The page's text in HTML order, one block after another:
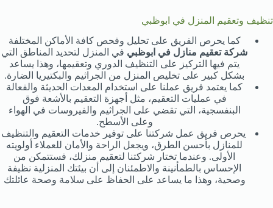
تنظيف وتعقيم المنزل في ابوظبي
كما يحرص الفريق على تحليل وفحص كافة الأماكن المختلفة
شركة تعقيم منازل في ابوظبي في المنزل لتحديد المناطق التي
يتم فيها التركيز على التنظيف الدوري وتعقيمها، وهذا يساعد
بشكل كبير على تخليص المنزل من الجراثيم والبكتيريا الضارة.
كما يعتمد فريق عملنا على استخدام المعدات الحديثة والفعالة
في عمليات التعقيم، مثل أجهزة التعقيم بالأشعة فوق
البنفسجية، التي تقضي على الجراثيم والفيروسات في الهواء
وعلى الأسطح.
يحرص فريق عمل شركتنا على توفير خدمات التعقيم والتنظيف
للمنازل بأحسن الطرق، ويجعل الراحة والأمان للعملاء أولويته
الأولى. وعندما تختار شركتنا لتعقيم منزلك، فستتمكن من
الإحساس بالطمأنينة والاطمئنان إلى أن بيئتك المنزلية نظيفة
وصحية، وهذا ما يساعد على الحفاظ على سلامة وصحة عائلتك